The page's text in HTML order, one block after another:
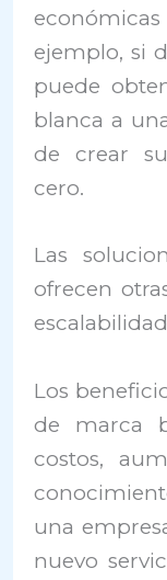
ejemplo, si
puede
blanca a
de crear
cero.
Las
ofrecen
Los
de marca
costos,
una
nuevo